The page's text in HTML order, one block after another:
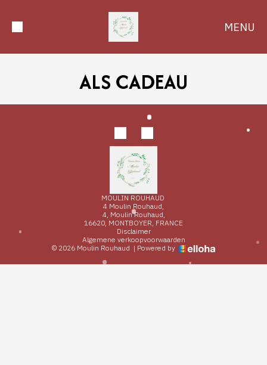
MENU
ALS CADEAU
MOULIN ROUHAUD
4 Moulin Rouhaud,
4, Moulin Rouhaud,
16620, MONTBOYER, FRANCE
Disclaimer
Algemene verkoopvoorwaarden
© 2026 Moulin Rouhaud | Powered by